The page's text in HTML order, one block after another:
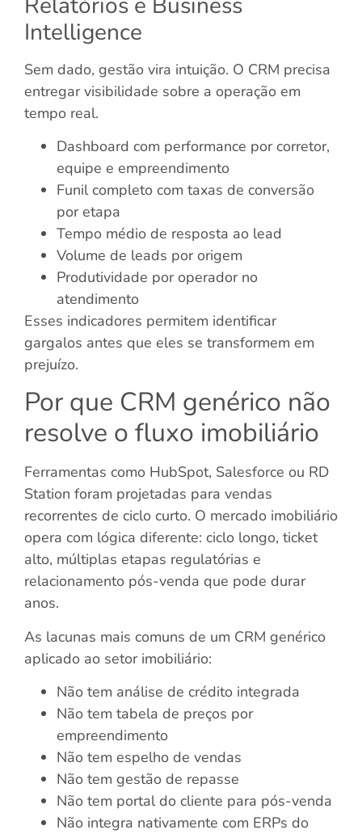
Intelligence
Sem dado, gestão vira intuição. O CRM precisa
entregar visibilidade sobre a operação em
tempo real.
Dashboard com performance por corretor,
equipe e empreendimento
Funil completo com taxas de conversão
por etapa
Tempo médio de resposta ao lead
Volume de leads por origem
Produtividade por operador no
atendimento
Esses indicadores permitem identificar
gargalos antes que eles se transformem em
prejuízo.
Por que CRM genérico não
resolve o fluxo imobiliário
Ferramentas como HubSpot, Salesforce ou RD
Station foram projetadas para vendas
recorrentes de ciclo curto. O mercado imobiliário
opera com lógica diferente: ciclo longo, ticket
alto, múltiplas etapas regulatórias e
relacionamento pós-venda que pode durar
anos.
As lacunas mais comuns de um CRM genérico
aplicado ao setor imobiliário:
Não tem análise de crédito integrada
Não tem tabela de preços por
empreendimento
Não tem espelho de vendas
Não tem gestão de repasse
Não tem portal do cliente para pós-venda
Não integra nativamente com ERPs do